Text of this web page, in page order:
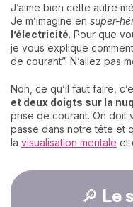
J’aime bien cette autre
Je m’imagine en super-
l’électricité. Pour que
je vous explique
de courant”. N’allez pas
Non, ce qu’il faut faire,
et deux doigts sur la
prise de courant. On doit
passe dans notre tête et
la visualisation mentale et
🔎 Le